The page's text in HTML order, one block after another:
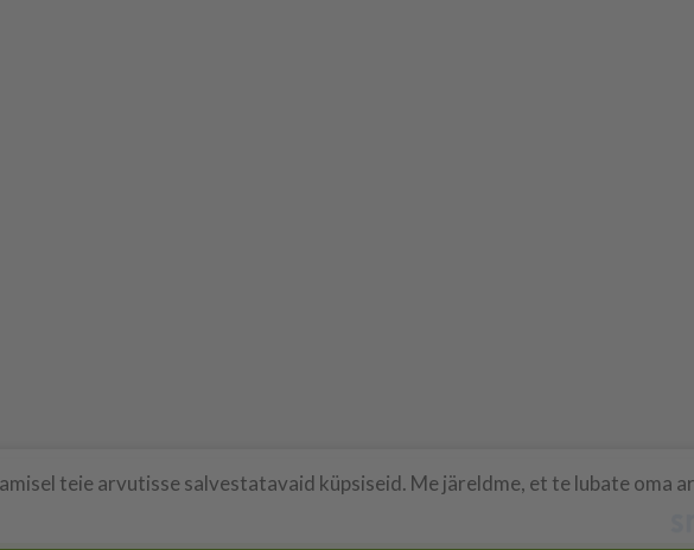
teie arvutisse salvestatavaid küpsiseid. Me järeldme, et te lubate oma